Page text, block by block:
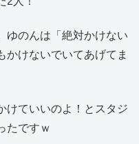
ゆのんは「絶対かけない
かけないでいてあげてま
けていいのよ！とスタジ
たですｗ